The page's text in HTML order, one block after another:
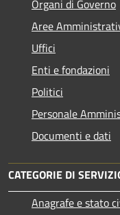
Organi di Governo
Aree
Uffici
Enti e fondazioni
Politici
Personale
Documenti e dati
CATEGORIE DI
Anagrafe e stato